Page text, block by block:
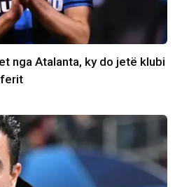
nga Atalanta, ky do jetë klubi